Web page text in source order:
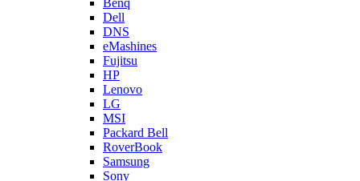
Dell
DNS
eMashines
Fujitsu
HP
Lenovo
LG
MSI
Packard Bell
RoverBook
Samsung
Sony